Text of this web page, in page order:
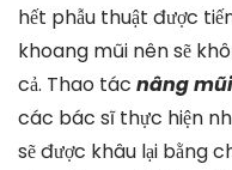
hết phẫu thuật được
khoang mũi nên sẽ
cả. Thao tác nâng
các bác sĩ thực hiện
sẽ được khâu lại bằng